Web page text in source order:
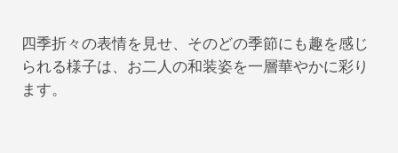
四季折々の表情を見せ、そのどの季節にも趣を感じ
られる様子は、お二人の和装姿を一層華やかに彩り
ます。